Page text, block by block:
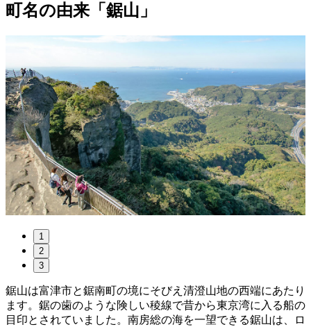
町名の由来「鋸山」
1
2
3
鋸山は富津市と鋸南町の境にそびえ清澄山地の西端にあたり
ます。鋸の歯のような険しい稜線で昔から東京湾に入る船の
目印とされていました。南房総の海を一望できる鋸山は、ロ